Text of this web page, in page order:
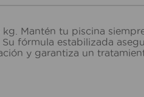
Mantén tu piscina
fórmula estabilizada
y garantiza un